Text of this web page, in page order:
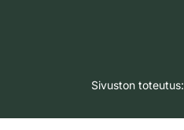
Sivuston toteutus: